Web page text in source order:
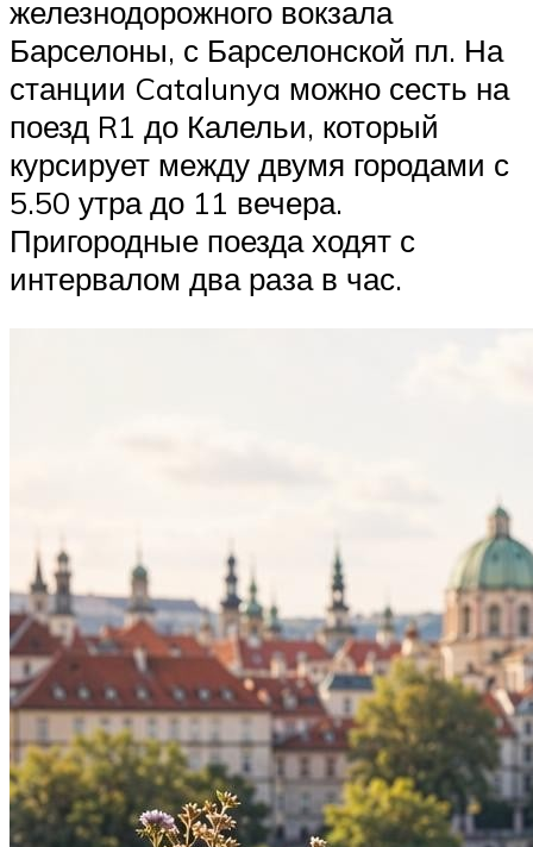
железнодорожного вокзала
Барселоны, с Барселонской пл. На
станции Catalunya можно сесть на
поезд R1 до Калельи, который
курсирует между двумя городами с
5.50 утра до 11 вечера.
Пригородные поезда ходят с
интервалом два раза в час.